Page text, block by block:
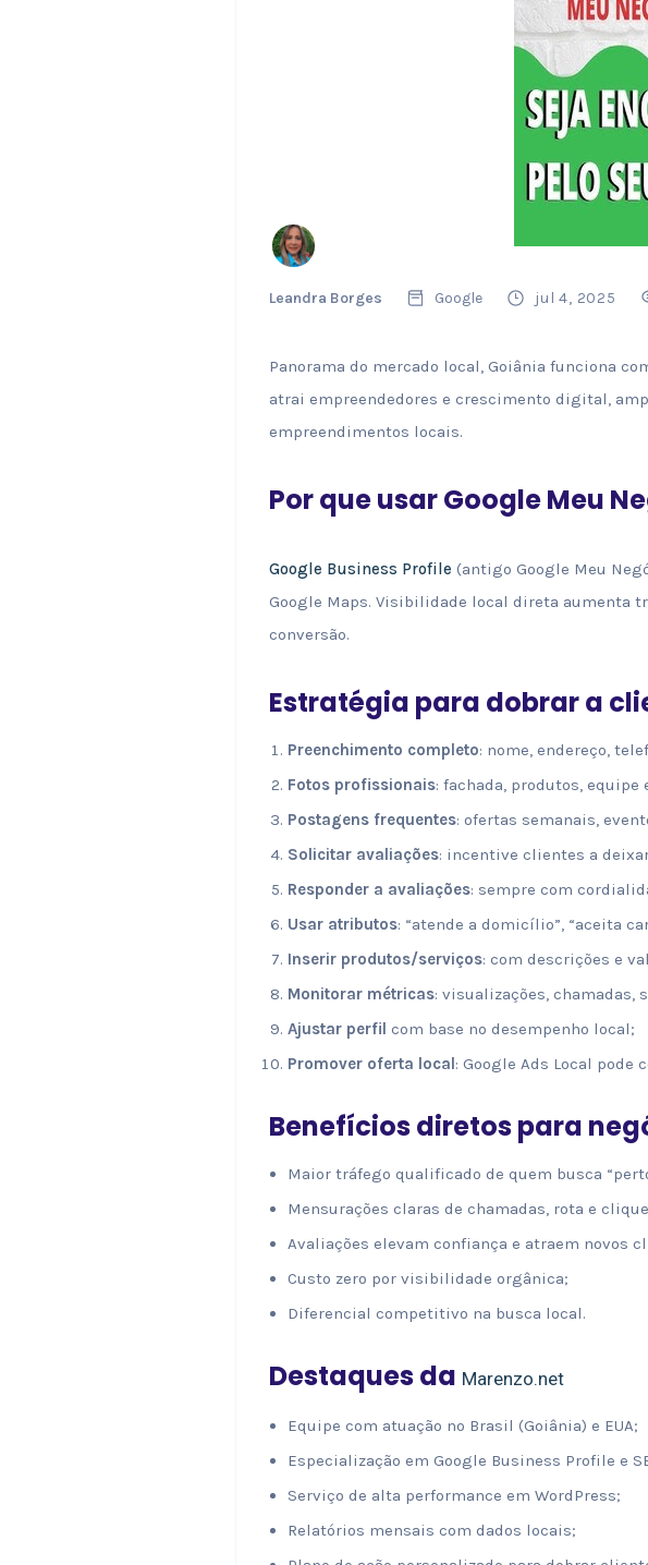
Leandra Borges Google jul 4, 2025
Panorama do mercado local, Goiânia funciona
atrai empreendedores e crescimento digital,
empreendimentos locais.
Por que usar Google Meu
Google Business Profile (antigo Google Meu
Google Maps. Visibilidade local direta aumenta
conversão.
Estratégia para dobrar a
Preenchimento completo: nome, endereço,
Fotos profissionais: fachada, produtos, equipe
Postagens frequentes: ofertas semanais,
Solicitar avaliações: incentive clientes a
Responder a avaliações: sempre com
Usar atributos: “atende a domicílio”, “aceita
Inserir produtos/serviços: com descrições e
Monitorar métricas: visualizações, chamadas,
Ajustar perfil com base no desempenho local;
Promover oferta local: Google Ads Local pode
Benefícios diretos para
Maior tráfego qualificado de quem busca
Mensurações claras de chamadas, rota e
Avaliações elevam confiança e atraem novos
Custo zero por visibilidade orgânica;
Diferencial competitivo na busca local.
Destaques da Marenzo.net
Equipe com atuação no Brasil (Goiânia) e EUA;
Especialização em Google Business Profile e
Serviço de alta performance em WordPress;
Relatórios mensais com dados locais;